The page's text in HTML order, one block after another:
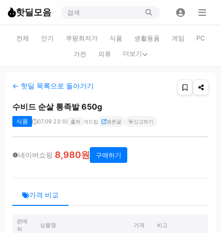
핫딜모음
전체 인기 쿠팡최저가 식품 생활용품 게임
PC
가전
의류 더보기
← 핫딜 목록으로 돌아가기
수비드 순살 통족발 650g
식품 07.09 23:10 출처 개드립 원본글 🚨신고하기
네이버쇼핑 8,980원 구매하기
가격 비교
판매
처
상품명 가격 비고